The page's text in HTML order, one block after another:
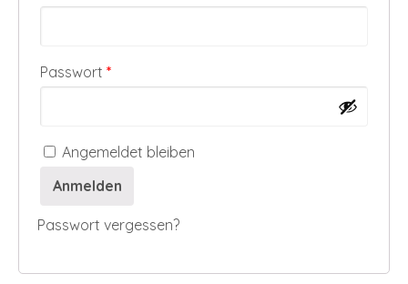
Passwort *
Angemeldet bleiben
Anmelden
Passwort vergessen?